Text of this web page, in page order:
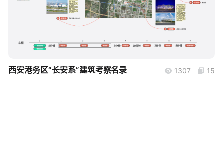
西安港务区“长安系”建筑考察名录 1307 15